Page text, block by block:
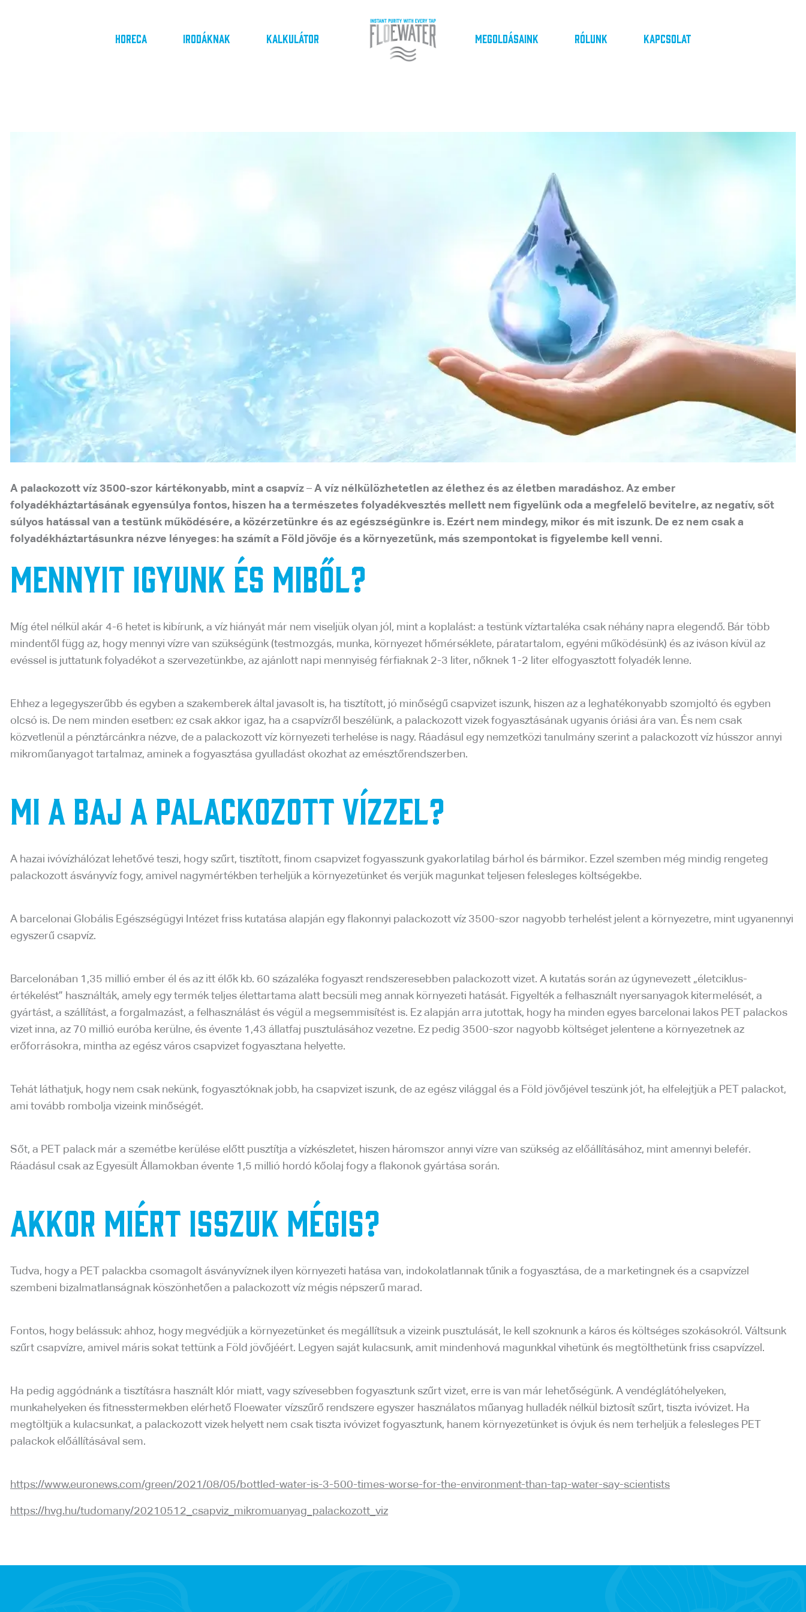
Horeca Irodáknak Kalkulátor Megoldásaink Rólunk Kapcsolat
A palackozott víz 3500-szor kártékonyabb, mint a csapvíz – A víz nélkülözhetetlen az élethez és az életben maradáshoz. Az ember
folyadékháztartásának egyensúlya fontos, hiszen ha a természetes folyadékvesztés mellett nem figyelünk oda a megfelelő bevitelre, az negatív, sőt
súlyos hatással van a testünk működésére, a közérzetünkre és az egészségünkre is. Ezért nem mindegy, mikor és mit iszunk. De ez nem csak a
folyadékháztartásunkra nézve lényeges: ha számít a Föld jövője és a környezetünk, más szempontokat is figyelembe kell venni.
Mennyit igyunk és miből?
Míg étel nélkül akár 4-6 hetet is kibírunk, a víz hiányát már nem viseljük olyan jól, mint a koplalást: a testünk víztartaléka csak néhány napra elegendő. Bár több
mindentől függ az, hogy mennyi vízre van szükségünk (testmozgás, munka, környezet hőmérséklete, páratartalom, egyéni működésünk) és az iváson kívül az
evéssel is juttatunk folyadékot a szervezetünkbe, az ajánlott napi mennyiség férfiaknak 2-3 liter, nőknek 1-2 liter elfogyasztott folyadék lenne.
Ehhez a legegyszerűbb és egyben a szakemberek által javasolt is, ha tisztított, jó minőségű csapvizet iszunk, hiszen az a leghatékonyabb szomjoltó és egyben
olcsó is. De nem minden esetben: ez csak akkor igaz, ha a csapvízről beszélünk, a palackozott vizek fogyasztásának ugyanis óriási ára van. És nem csak
közvetlenül a pénztárcánkra nézve, de a palackozott víz környezeti terhelése is nagy. Ráadásul egy nemzetközi tanulmány szerint a palackozott víz hússzor annyi
mikroműanyagot tartalmaz, aminek a fogyasztása gyulladást okozhat az emésztőrendszerben.
Mi a baj a palackozott vízzel?
A hazai ivóvízhálózat lehetővé teszi, hogy szűrt, tisztított, finom csapvizet fogyasszunk gyakorlatilag bárhol és bármikor. Ezzel szemben még mindig rengeteg
palackozott ásványvíz fogy, amivel nagymértékben terheljük a környezetünket és verjük magunkat teljesen felesleges költségekbe.
A barcelonai Globális Egészségügyi Intézet friss kutatása alapján egy flakonnyi palackozott víz 3500-szor nagyobb terhelést jelent a környezetre, mint ugyanennyi
egyszerű csapvíz.
Barcelonában 1,35 millió ember él és az itt élők kb. 60 százaléka fogyaszt rendszeresebben palackozott vizet. A kutatás során az úgynevezett „életciklus-
értékelést” használták, amely egy termék teljes élettartama alatt becsüli meg annak környezeti hatását. Figyelték a felhasznált nyersanyagok kitermelését, a
gyártást, a szállítást, a forgalmazást, a felhasználást és végül a megsemmisítést is. Ez alapján arra jutottak, hogy ha minden egyes barcelonai lakos PET palackos
vizet inna, az 70 millió euróba kerülne, és évente 1,43 állatfaj pusztulásához vezetne. Ez pedig 3500-szor nagyobb költséget jelentene a környezetnek az
erőforrásokra, mintha az egész város csapvizet fogyasztana helyette.
Tehát láthatjuk, hogy nem csak nekünk, fogyasztóknak jobb, ha csapvizet iszunk, de az egész világgal és a Föld jövőjével teszünk jót, ha elfelejtjük a PET palackot,
ami tovább rombolja vizeink minőségét.
Sőt, a PET palack már a szemétbe kerülése előtt pusztítja a vízkészletet, hiszen háromszor annyi vízre van szükség az előállításához, mint amennyi belefér.
Ráadásul csak az Egyesült Államokban évente 1,5 millió hordó kőolaj fogy a flakonok gyártása során.
Akkor miért isszuk mégis?
Tudva, hogy a PET palackba csomagolt ásványvíznek ilyen környezeti hatása van, indokolatlannak tűnik a fogyasztása, de a marketingnek és a csapvízzel
szembeni bizalmatlanságnak köszönhetően a palackozott víz mégis népszerű marad.
Fontos, hogy belássuk: ahhoz, hogy megvédjük a környezetünket és megállítsuk a vizeink pusztulását, le kell szoknunk a káros és költséges szokásokról. Váltsunk
szűrt csapvízre, amivel máris sokat tettünk a Föld jövőjéért. Legyen saját kulacsunk, amit mindenhová magunkkal vihetünk és megtölthetünk friss csapvízzel.
Ha pedig aggódnánk a tisztításra használt klór miatt, vagy szívesebben fogyasztunk szűrt vizet, erre is van már lehetőségünk. A vendéglátóhelyeken,
munkahelyeken és fitnesstermekben elérhető Floewater vízszűrő rendszere egyszer használatos műanyag hulladék nélkül biztosít szűrt, tiszta ivóvizet. Ha
megtöltjük a kulacsunkat, a palackozott vizek helyett nem csak tiszta ivóvizet fogyasztunk, hanem környezetünket is óvjuk és nem terheljük a felesleges PET
palackok előállításával sem.
https://www.euronews.com/green/2021/08/05/bottled-water-is-3-500-times-worse-for-the-environment-than-tap-water-say-scientists
https://hvg.hu/tudomany/20210512_csapviz_mikromuanyag_palackozott_viz